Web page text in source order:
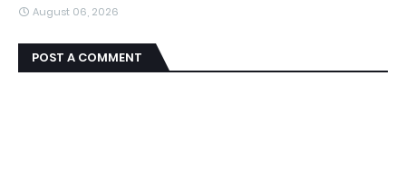
August 06, 2026
POST A COMMENT